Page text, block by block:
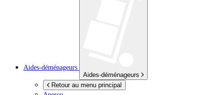
Aides-déménageurs
Aides-déménageurs
Retour au menu principal